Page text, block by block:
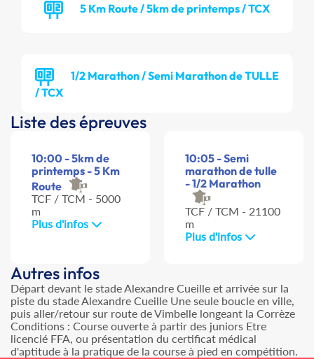
5 Km Route / 5km de printemps / TCX
1/2 Marathon / Semi Marathon de TULLE
/ TCX
Liste des épreuves
10:00 - 5km de
printemps - 5 Km
Route
TCF / TCM - 5000
m
Plus d'infos
10:05 - Semi
marathon de tulle
- 1/2 Marathon
TCF / TCM - 21100
m
Plus d'infos
Autres infos
Départ devant le stade Alexandre Cueille et arrivée sur la
piste du stade Alexandre Cueille Une seule boucle en ville,
puis aller/retour sur route de Vimbelle longeant la Corrèze
Conditions : Course ouverte à partir des juniors Etre
licencié FFA, ou présentation du certificat médical
d'aptitude à la pratique de la course à pied en compétition.